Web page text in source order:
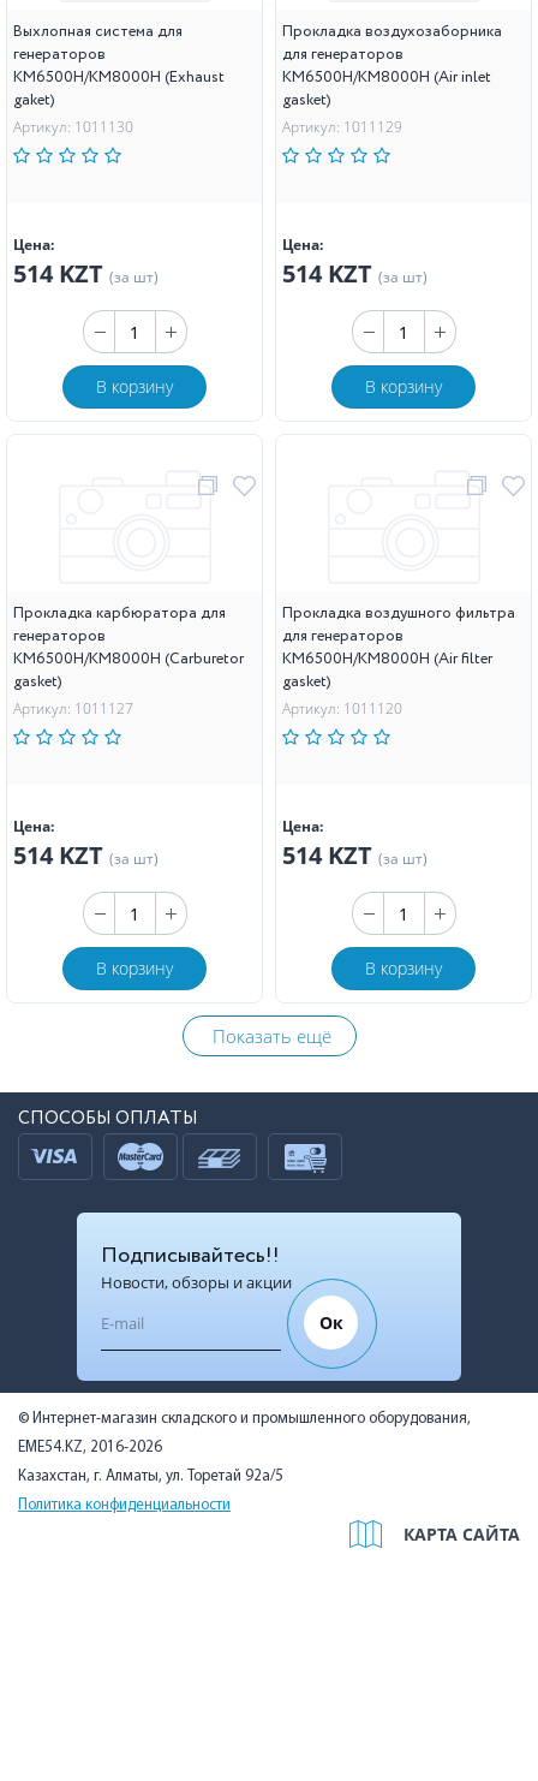
Выхлопная система для
генераторов
KM6500H/KM8000H (Exhaust
gaket)
Артикул: 1011130
Цена:
514 KZT (за шт)
В корзину
Прокладка воздухозаборника
для генераторов
KM6500H/KM8000H (Air inlet
gasket)
Артикул: 1011129
Цена:
514 KZT (за шт)
В корзину
Прокладка карбюратора для
генераторов
KM6500H/KM8000H (Carburetor
gasket)
Артикул: 1011127
Цена:
514 KZT (за шт)
В корзину
Прокладка воздушного фильтра
для генераторов
KM6500H/KM8000H (Air filter
gasket)
Артикул: 1011120
Цена:
514 KZT (за шт)
В корзину
Показать ещё
СПОСОБЫ ОПЛАТЫ
Подписывайтесь!!
Новости, обзоры и акции
Ок
© Интернет-магазин складского и промышленного оборудования,
EME54.KZ, 2016-2026
Казахстан, г. Алматы, ул. Торетай 92а/5
Политика конфиденциальности
КАРТА САЙТА